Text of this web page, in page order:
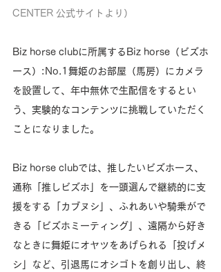
CENTER 公式サイトより）
Biz horse clubに所属するBiz horse（ビズホ
ース）:No.1舞姫のお部屋（馬房）にカメラ
を設置して、年中無休で生配信をするとい
う、実験的なコンテンツに挑戦していただく
ことになりました。
Biz horse clubでは、推したいビズホース、
通称「推しビズホ」を一頭選んで継続的に支
援をする「カブヌシ」、ふれあいや騎乗がで
きる「ビズホミーティング」、遠隔から好き
なときに舞姫にオヤツをあげられる「投げメ
シ」など、引退馬にオシゴトを創り出し、終